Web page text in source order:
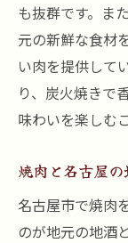
も抜群です。ま
元の新鮮な食材
い肉を提供して
り、炭火焼きで
味わいを楽しむ
焼肉と名古屋
名古屋市で焼肉
のが地元の地酒